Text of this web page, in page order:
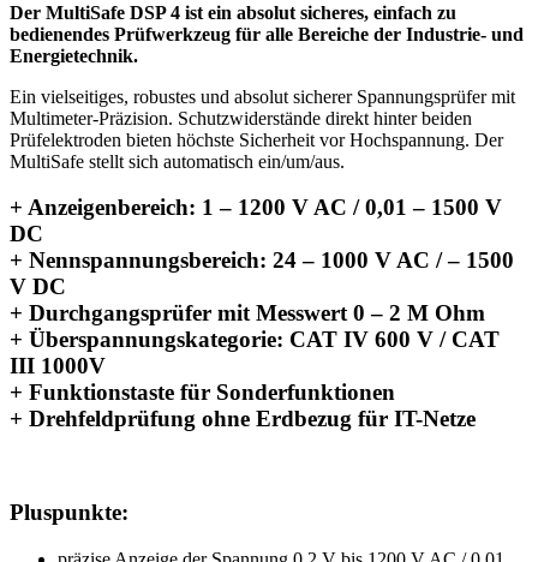
Der MultiSafe DSP 4 ist ein absolut sicheres, einfach zu
bedienendes Prüfwerkzeug für alle Bereiche der Industrie- und
Energietechnik.
Ein vielseitiges, robustes und absolut sicherer Spannungsprüfer mit
Multimeter-Präzision. Schutzwiderstände direkt hinter beiden
Prüfelektroden bieten höchste Sicherheit vor Hochspannung. Der
MultiSafe stellt sich automatisch ein/um/aus.
+ Anzeigenbereich: 1 – 1200 V AC / 0,01 – 1500 V
DC
+ Nennspannungsbereich: 24 – 1000 V AC / – 1500
V DC
+ Durchgangsprüfer mit Messwert 0 – 2 M Ohm
+ Überspannungskategorie: CAT IV 600 V / CAT
III 1000V
+ Funktionstaste für Sonderfunktionen
+ Drehfeldprüfung ohne Erdbezug für IT-Netze
Pluspunkte: